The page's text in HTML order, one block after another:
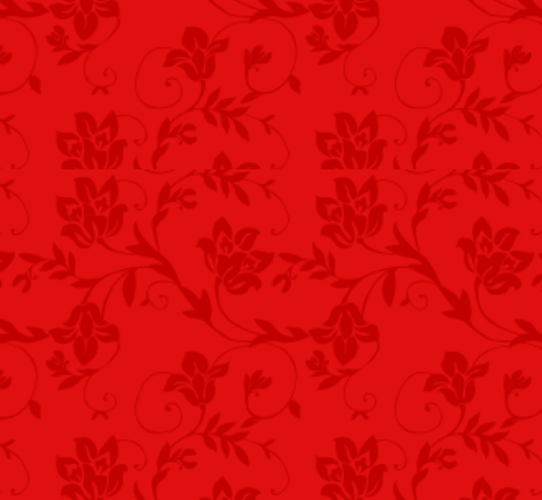
mert te vagy a nap, te a tenger,
te vagy az alkony, az esti szél.
Az ajkamon nincs bocsánat,
csókod a csókomra száradt,
szemed csukódása gyónás,
csókoddal szép az elmúlás.
4.
Hogyha szeretsz, ki ne teríts,
ne n?jön rajtam kikerics,
úgy szeress, hogy eleveníts,
holtomiglan te melegíts.